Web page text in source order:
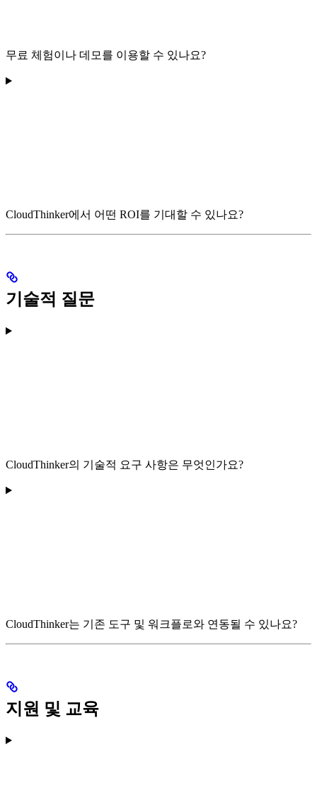
무료 체험이나 데모를 이용할 수 있나요?
CloudThinker에서 어떤 ROI를 기대할 수 있나요?
기술적 질문
CloudThinker의 기술적 요구 사항은 무엇인가요?
CloudThinker는 기존 도구 및 워크플로와 연동될 수 있나요?
지원 및 교육